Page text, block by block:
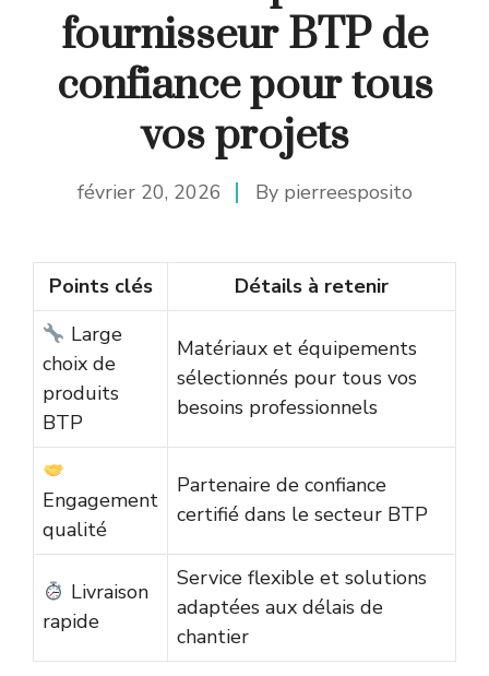
fournisseur BTP de
confiance pour tous
vos projets
février 20, 2026 By pierreesposito
Points clés
Détails à retenir
Large
choix de
produits
BTP
Matériaux et équipements
sélectionnés pour tous vos
besoins professionnels
Engagement
qualité
Partenaire de confiance
certifié dans le secteur BTP
Livraison
rapide
Service flexible et solutions
adaptées aux délais de
chantier